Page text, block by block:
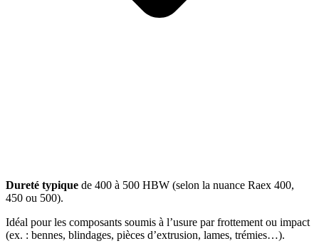
Dureté typique de 400 à 500 HBW (selon la nuance Raex 400,
450 ou 500).
Idéal pour les composants soumis à l’usure par frottement ou impact
(ex. : bennes, blindages, pièces d’extrusion, lames, trémies…).